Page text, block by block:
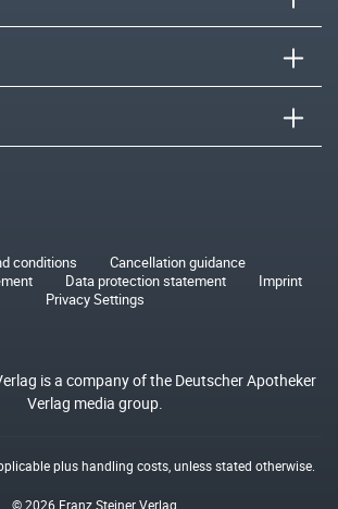
conditions
Cancellation guidance
Data protection statement
Imprint
Privacy Settings
is a company of the Deutscher Apotheker
Verlag media group.
plushandling costs, unless stated otherwise.
© 2026 Franz Steiner Verlag